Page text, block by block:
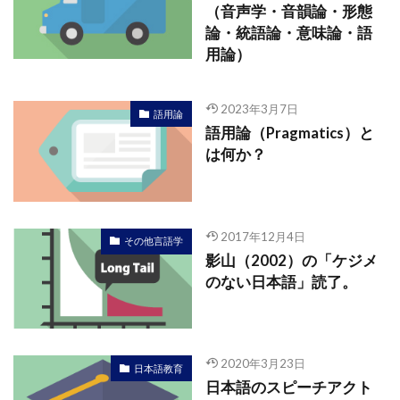
（音声学・音韻論・形態
論・統語論・意味論・語
用論）
語用論 2023年3月7日
語用論（Pragmatics）と
は何か？
その他言語学 2017年12月4日
影山（2002）の「ケジメ
のない日本語」読了。
日本語教育 2020年3月23日
日本語のスピーチアクト